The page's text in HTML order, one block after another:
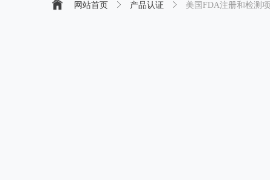
网站首页 ꁕ 产品认证 ꁕ 美国FDA注册和检测项